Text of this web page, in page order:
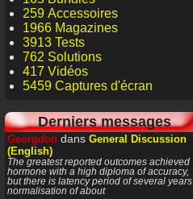
259 Accessoires
1966 Magazines
3913 Tests
762 Solutions
417 Vidéos
5459 Captures d'écran
Derniers messages
Georgdon dans General Discussion
(English)
The greatest reported outcomes achieved
hormone with a high diploma of accuracy,
but there is latency period of several years
normalisation of about